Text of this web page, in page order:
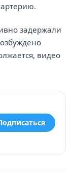
задержали
видео